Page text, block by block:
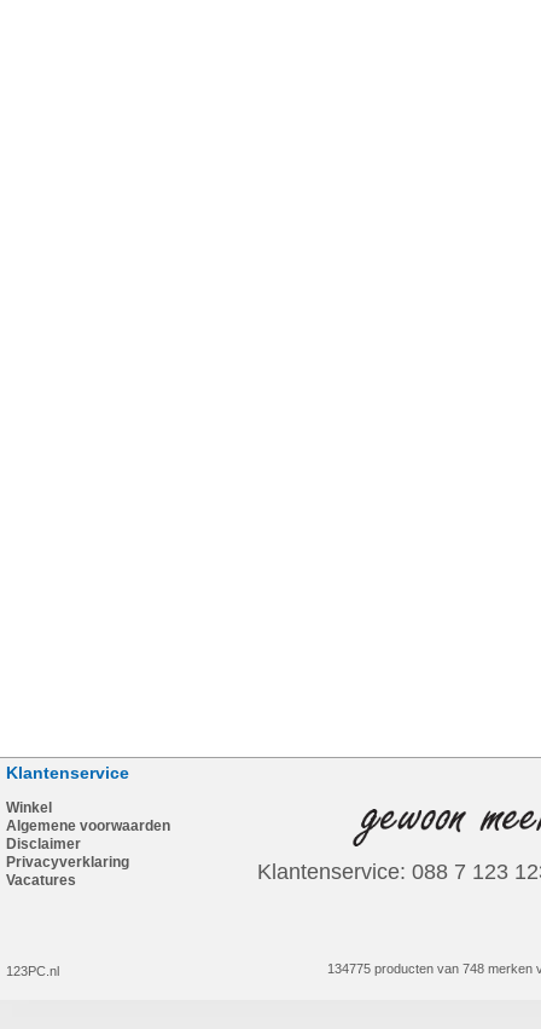
Klantenservice
Winkel
Algemene voorwaarden
Disclaimer
Privacyverklaring
Vacatures
123PC.nl
Klantenservice: 088 7 123
134775 producten van 748 merken